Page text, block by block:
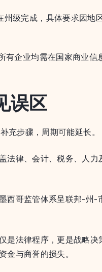
州级完成，具体要求因地
有企业均需在国家商业
误区
充步骤，周期可能延长。
法律、会计、税务、人
西哥监管体系呈联邦-州
是法律程序，更是战略
与商誉的损失。